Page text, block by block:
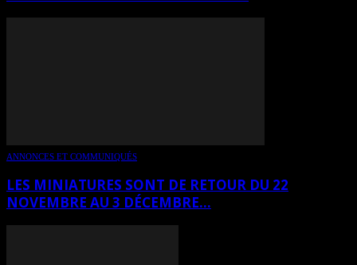
ANNONCES ET COMMUNIQUÉS
LES MINIATURES SONT DE RETOUR DU 22
NOVEMBRE AU 3 DÉCEMBRE...